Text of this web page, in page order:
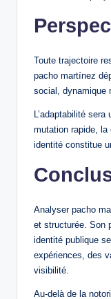
Toute trajectoire
pacho martínez
social, dynamique
L’adaptabilité
mutation rapide,
identité constitue
Analyser pacho
et structurée. Son
identité publique
expériences, des
visibilité.
Au-delà de la